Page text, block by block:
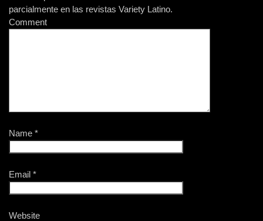
parcialmente en las revistas Variety Latino.
Comment
Name *
Email *
Website